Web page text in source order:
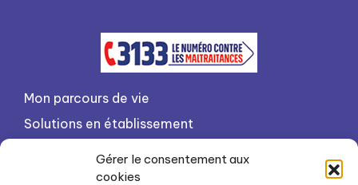
Gérer le consentement aux
cookies
Mon parcours de vie
Solutions en établissement
Notre organisation